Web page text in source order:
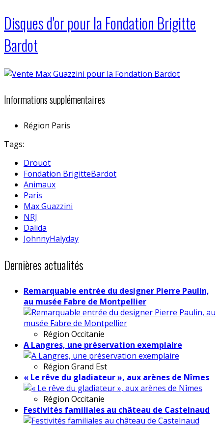
Disques d'or pour la Fondation Brigitte
Bardot
Informations supplémentaires
Région Paris
Tags:
Drouot
Fondation BrigitteBardot
Animaux
Paris
Max Guazzini
NRJ
Dalida
JohnnyHalyday
Dernières actualités
Remarquable entrée du designer Pierre Paulin,
au musée Fabre de Montpellier
Région Occitanie
A Langres, une préservation exemplaire
Région Grand Est
« Le rêve du gladiateur », aux arènes de Nîmes
Région Occitanie
Festivités familiales au château de Castelnaud